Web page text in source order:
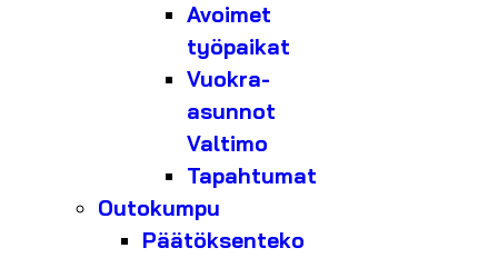
Avoimet
työpaikat
Vuokra-
asunnot
Valtimo
Tapahtumat
Outokumpu
Päätöksenteko